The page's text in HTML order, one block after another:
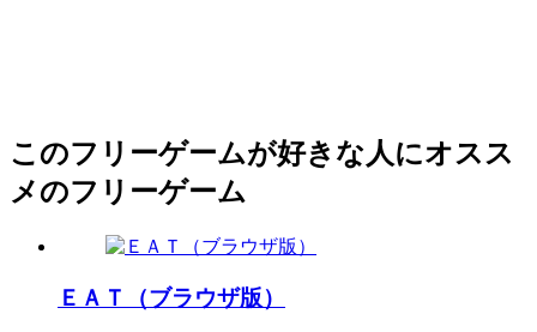
このフリーゲームが好きな人にオスス
メのフリーゲーム
ＥＡＴ（ブラウザ版）